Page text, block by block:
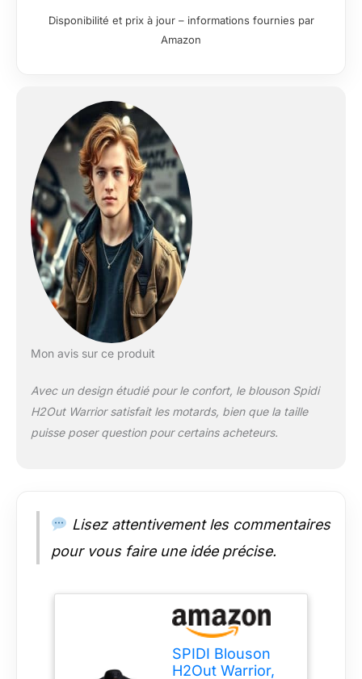
transpirant et coupe-
vent H2Out -
haute ténacité, à très
haute résistance à L
abrasion -nylon 6.6
élastique à haute
ténacité, à très haute
résistance à L
abrasion -parties en
reflex pour L
identification
nocturne Intérieur qui
Aérations -systèm
aux pantalons -
fermeture éclair qui
certifiées CE
en 1621- 1: 2012
doublure thermique -
zip imperméable
Disponibilité et prix à jour – informations fournies par
Amazon
Mon avis sur ce produit
Avec un design étudié pour le confort, le blouson Spidi
H2Out Warrior satisfait les motards, bien que la taille
puisse poser question pour certains acheteurs.
Lisez attentivement les commentaires
pour vous faire une idée précise.
SPIDI Blouson
H2Out Warrior,